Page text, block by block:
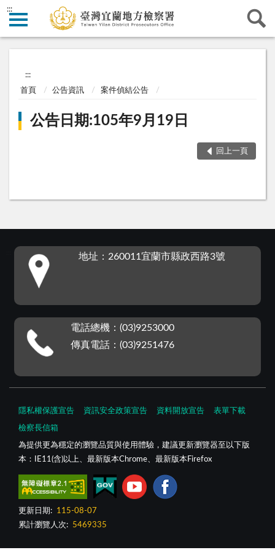
:::
:::
首頁 公告資訊 案件偵結公告
公告日期:105年9月19日
回上一頁
地址：260011宜蘭市縣政西路3號
電話總機：(03)9253000
傳真電話：(03)9251476
隱私權保護宣告 資訊安全政策宣告 資料開放宣告 表單下載
檢察長信箱
為提供更為穩定的瀏覽品質與使用體驗，建議更新瀏覽器至以下版
本：IE11(含)以上、最新版本Chrome、最新版本Firefox
更新日期:
115-08-07
累計瀏覽人次:
5469335